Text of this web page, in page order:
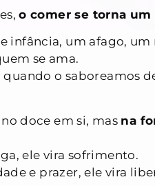
o comer se torna um
infância, um afago, um
se ama.
o saboreamos
doce em si, mas na
ele vira sofrimento.
e prazer, ele vira